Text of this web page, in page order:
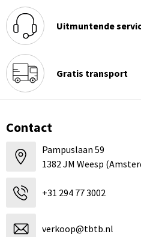
Uitmuntende
Gratis transport
Contact
Pampuslaan 59
1382 JM Weesp
+31 294 77 3002
verkoop@tbtb.nl